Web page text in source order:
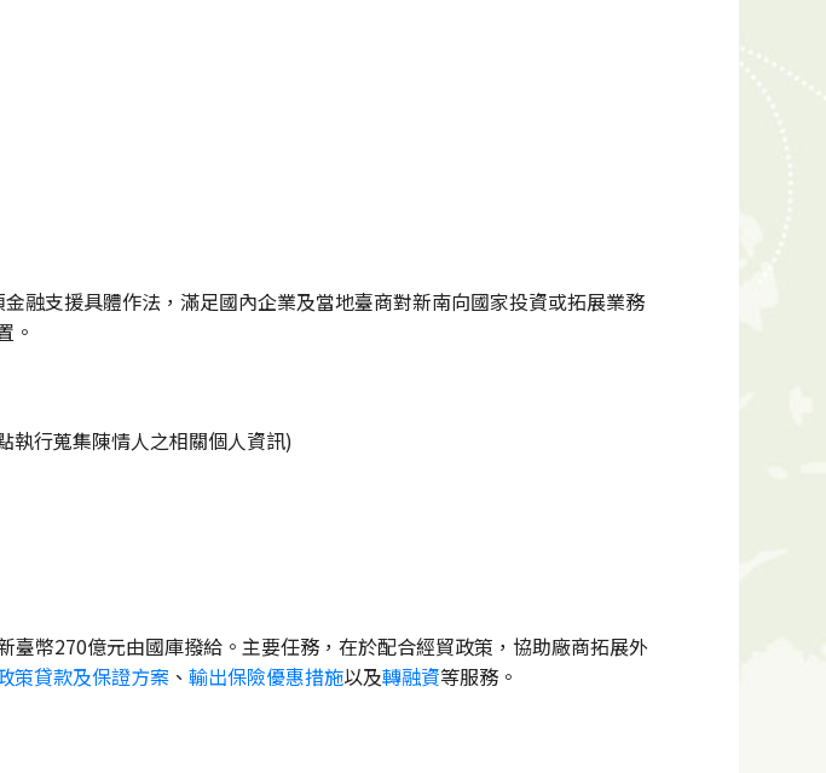
融支援具體作法，滿足國內企業及當地臺商對新南向國家投資或拓展業務
。
執行蒐集陳情人之相關個人資訊)
幣270億元由國庫撥給。主要任務，在於配合經貿政策，協助廠商拓展外
策貸款及保證方案 、 輸出保險優惠措施以及轉融資等服務。